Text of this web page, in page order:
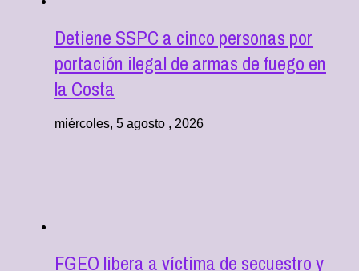
Detiene SSPC a cinco personas por
portación ilegal de armas de fuego en
la Costa
miércoles, 5 agosto , 2026
FGEO libera a víctima de secuestro y